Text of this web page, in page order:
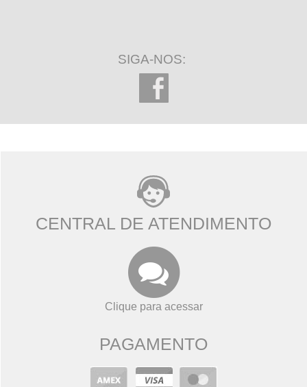
SIGA-NOS:
CENTRAL DE ATENDIMENTO
Clique para acessar
PAGAMENTO